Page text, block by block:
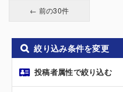
← 前の30件
絞り込み条件を変更
投稿者属性で絞り込む